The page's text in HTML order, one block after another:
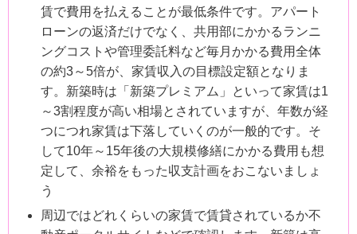
賃で費用を払えることが最低条件です。アパート
ローンの返済だけでなく、共用部にかかるランニ
ングコストや管理委託料など毎月かかる費用全体
の約3～5倍が、家賃収入の目標設定額となりま
す。新築時は「新築プレミアム」といって家賃は1
～3割程度が高い相場とされていますが、年数が経
つにつれ家賃は下落していくのが一般的です。そ
して10年～15年後の大規模修繕にかかる費用も想
定して、余裕をもった収支計画をおこないましょ
う
周辺ではどれくらいの家賃で賃貸されているか不